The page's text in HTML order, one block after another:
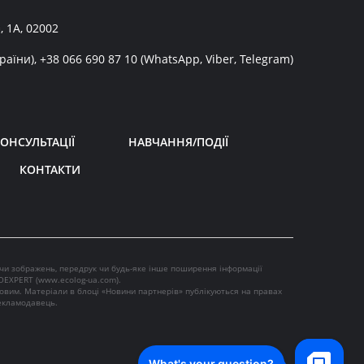
1А, 02002
+38 066 690 87 10 (WhatsApp, Viber, Telegram)
НАВЧАННЯ/ПОДІЇ
КОНТАКТИ
зображень, передрук чи будь-яке інше поширення інформації
(www.ecolog-ua.com).
Матеріали в блоці «Новини партнерів» публікуються на правах